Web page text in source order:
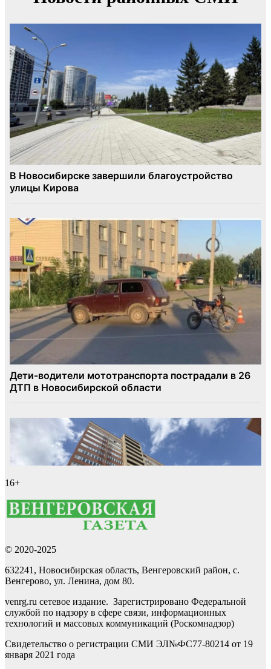
16+
© 2020-2025
632241, Новосибирская область, Венгеровский район, с.
Венгерово, ул. Ленина, дом 80.
venrg.ru сетевое издание. Зарегистрировано Федеральной
службой по надзору в сфере связи, информационных
технологий и массовых коммуникаций (Роскомнадзор)
Свидетельство о регистрации СМИ ЭЛ№ФС77-80214 от 19
января 2021 года